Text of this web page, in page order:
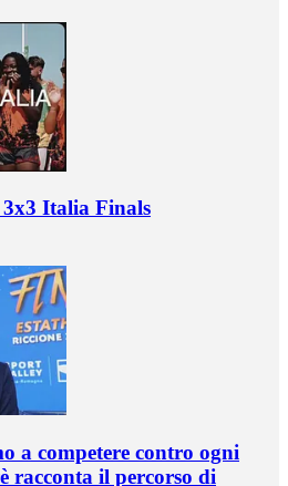
3x3 Italia Finals
a competere contro ogni
racconta il percorso di